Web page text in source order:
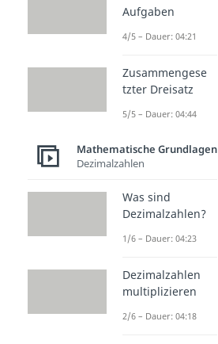
Aufgaben
4/5 – Dauer: 04:21
Zusammengese
tzter Dreisatz
5/5 – Dauer: 04:44
Mathematische Grundlagen
Dezimalzahlen
Was sind
Dezimalzahlen?
1/6 – Dauer: 04:23
Dezimalzahlen
multiplizieren
2/6 – Dauer: 04:18